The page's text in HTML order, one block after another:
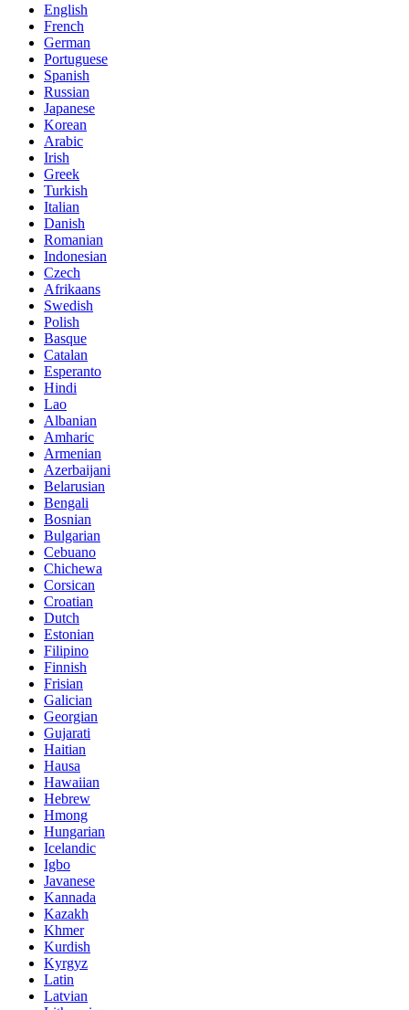
English
French
German
Portuguese
Spanish
Russian
Japanese
Korean
Arabic
Irish
Greek
Turkish
Italian
Danish
Romanian
Indonesian
Czech
Afrikaans
Swedish
Polish
Basque
Catalan
Esperanto
Hindi
Lao
Albanian
Amharic
Armenian
Azerbaijani
Belarusian
Bengali
Bosnian
Bulgarian
Cebuano
Chichewa
Corsican
Croatian
Dutch
Estonian
Filipino
Finnish
Frisian
Galician
Georgian
Gujarati
Haitian
Hausa
Hawaiian
Hebrew
Hmong
Hungarian
Icelandic
Igbo
Javanese
Kannada
Kazakh
Khmer
Kurdish
Kyrgyz
Latin
Latvian